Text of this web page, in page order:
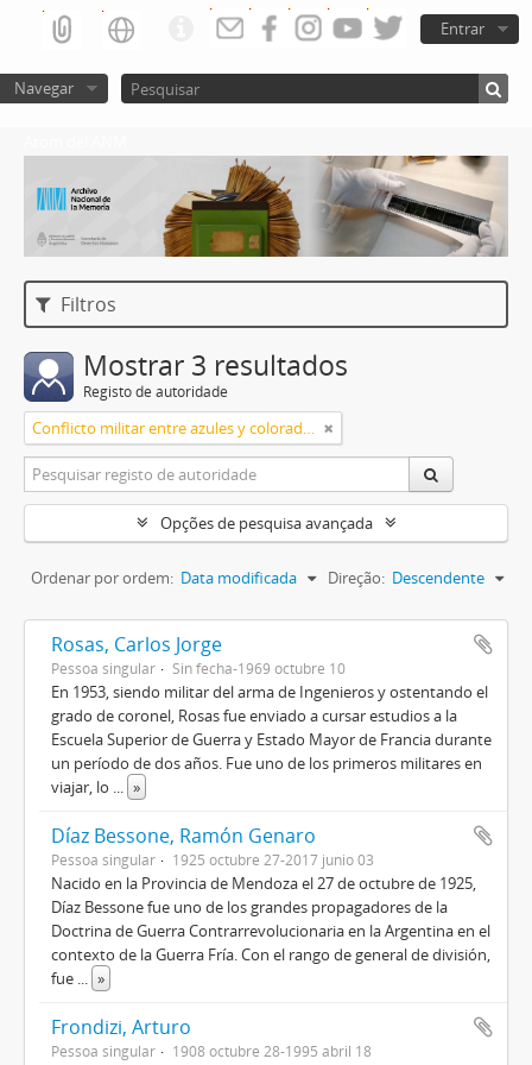
Entrar
Navegar
Filtros
Mostrar 3 resultados
Registo de autoridade
Conflicto militar entre azules y colorados
Opções de pesquisa avançada
Ordenar por ordem: Data modificada Direção: Descendente
Rosas, Carlos Jorge
Pessoa singular Sin fecha-1969 octubre 10
En 1953, siendo militar del arma de Ingenieros y ostentando el
grado de coronel, Rosas fue enviado a cursar estudios a la
Escuela Superior de Guerra y Estado Mayor de Francia durante
un período de dos años. Fue uno de los primeros militares en
viajar, lo ... »
Díaz Bessone, Ramón Genaro
Pessoa singular 1925 octubre 27-2017 junio 03
Nacido en la Provincia de Mendoza el 27 de octubre de 1925,
Díaz Bessone fue uno de los grandes propagadores de la
Doctrina de Guerra Contrarrevolucionaria en la Argentina en el
contexto de la Guerra Fría. Con el rango de general de división,
fue ... »
Frondizi, Arturo
Pessoa singular 1908 octubre 28-1995 abril 18